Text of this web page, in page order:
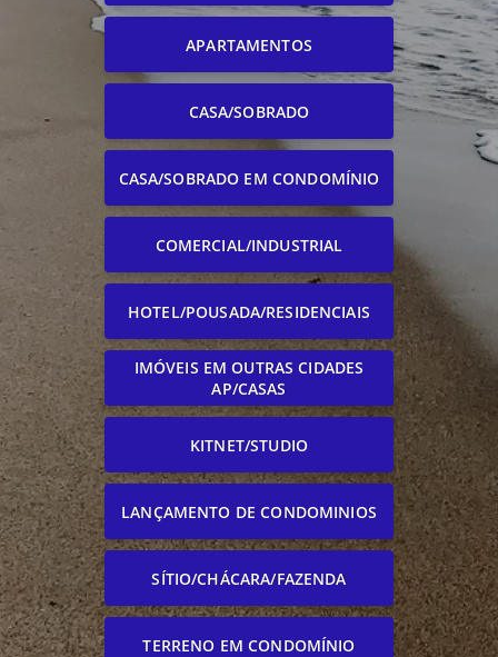
APARTAMENTOS
CASA/SOBRADO
CASA/SOBRADO EM CONDOMÍNIO
COMERCIAL/INDUSTRIAL
HOTEL/POUSADA/RESIDENCIAIS
IMÓVEIS EM OUTRAS CIDADES
AP/CASAS
KITNET/STUDIO
LANÇAMENTO DE CONDOMINIOS
SÍTIO/CHÁCARA/FAZENDA
TERRENO EM CONDOMÍNIO